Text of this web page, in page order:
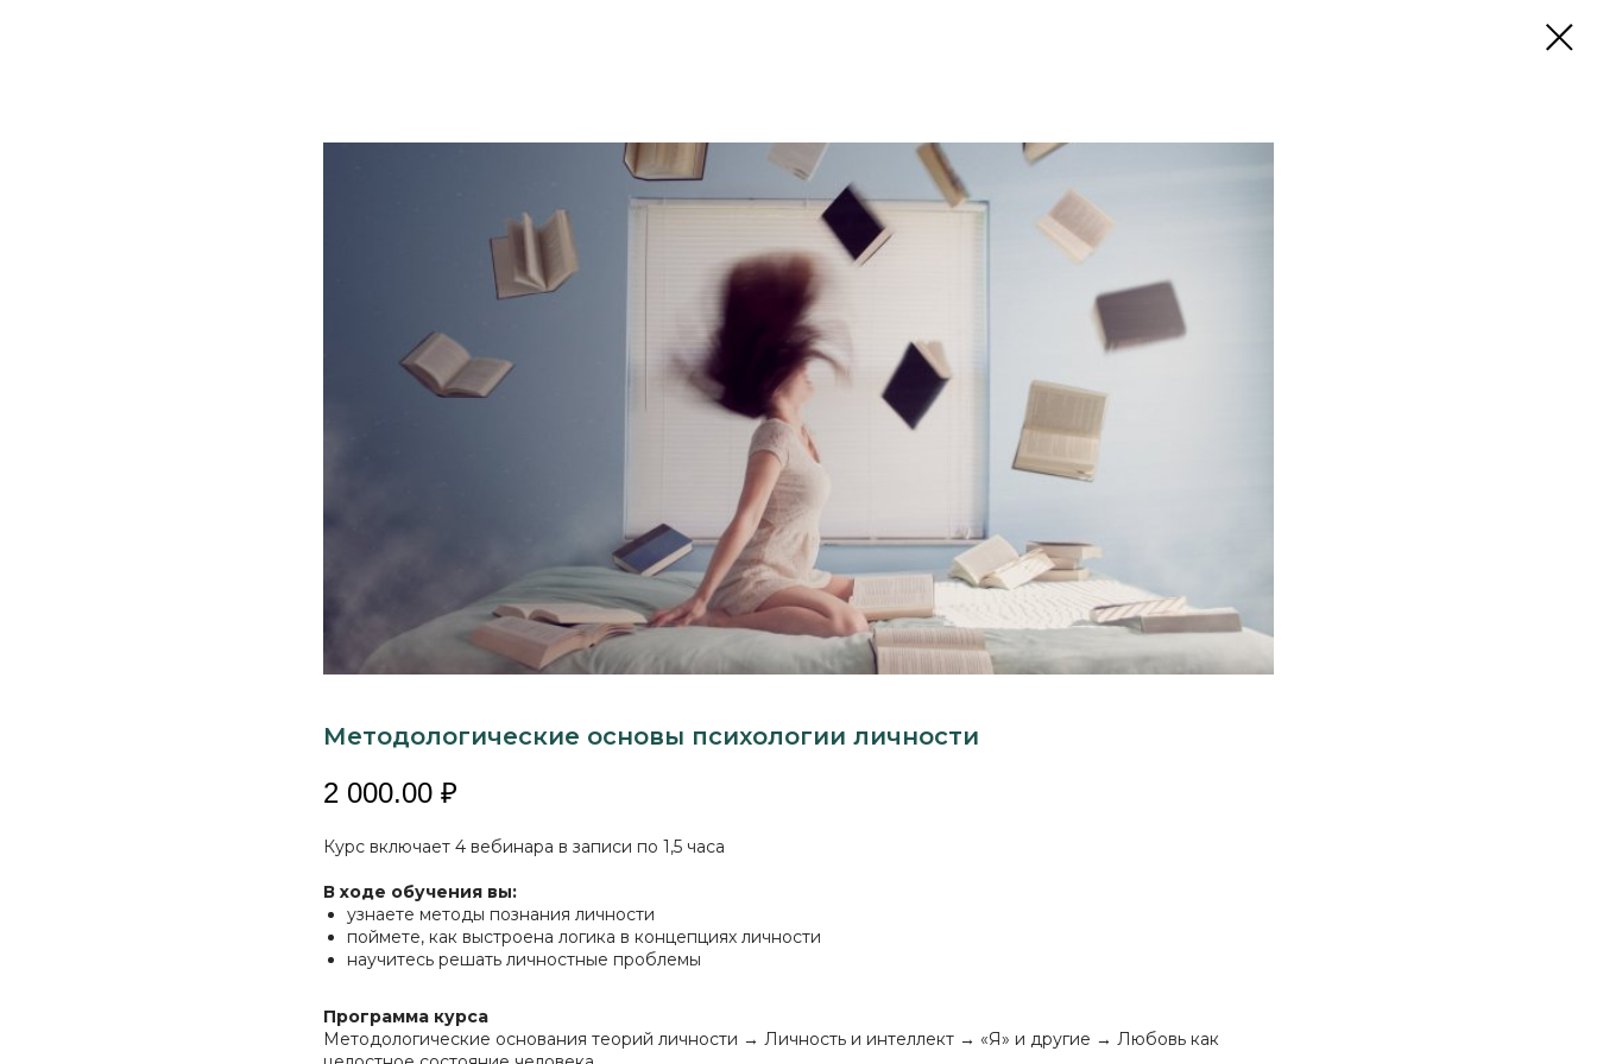
Методологические основы психологии личности
2 000.00 ₽
Курс включает 4 вебинара в записи по 1,5 часа
В ходе обучения вы:
узнаете методы познания личности
поймете, как выстроена логика в концепциях личности
научитесь решать личностные проблемы
Программа курса
Методологические основания теорий личности → Личность и интеллект → «Я» и другие → Любовь как